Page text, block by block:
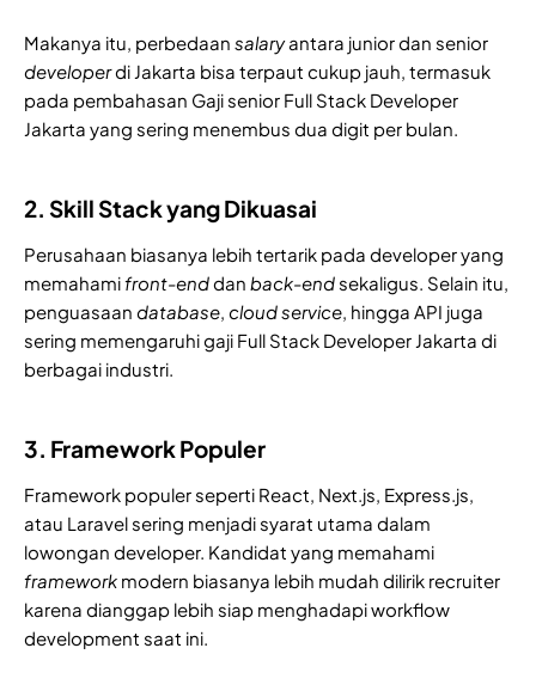
Makanya itu, perbedaan salaryantara junior dan senior
developerdi Jakarta bisa terpaut cukup jauh, termasuk
pada pembahasan Gaji senior Full Stack Developer
Jakarta yang sering menembus dua digit per bulan.
2. Skill Stack yang Dikuasai
Perusahaan biasanya lebih tertarik pada developer yang
memahamifront-enddan back-endsekaligus. Selain itu,
penguasaan database, cloud service, hingga API juga
sering memengaruhi gaji Full Stack Developer Jakarta di
berbagai industri.
3. Framework Populer
Framework populer seperti React, Next.js, Express.js,
atau Laravel sering menjadi syarat utama dalam
lowongan developer. Kandidat yang memahami
framework modern biasanya lebih mudah dilirik recruiter
karena dianggap lebih siap menghadapi workflow
development saat ini.